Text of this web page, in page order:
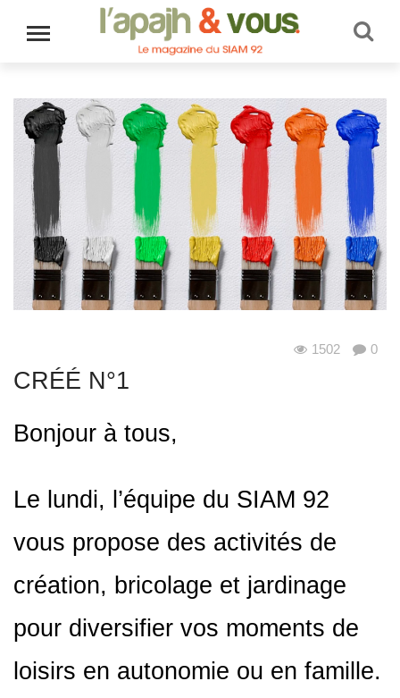
1502 0
CRÉÉ N°1
Bonjour à tous,
Le lundi, l’équipe du SIAM 92
vous propose des activités de
création, bricolage et jardinage
pour diversifier vos moments de
loisirs en autonomie ou en famille.